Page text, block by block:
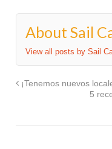
About Sail
View all posts by Sail
¡Tenemos nuevos
5